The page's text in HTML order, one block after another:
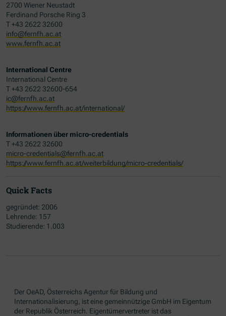
2700 Wiener Neustadt
Ferdinand Porsche Ring 3
T +43 2622 32600
info@fernfh.ac.at
www.fernfh.ac.at
International Centre
International Centre
T +43 2622 32600-654
ic@fernfh.ac.at
https://www.fernfh.ac.at/international/
Informationen über micro-credentials
T +43 2622 32600
micro-credentials@fernfh.ac.at
https://www.fernfh.ac.at/weiterbildung/micro-credentials/
Quick Facts
gegründet: 2006
Lehrende: 157
Studierende: 1.003
Der OeAD, Österreichs Agentur für Bildung und
Internationalisierung, ist eine gemeinnützige GmbH im Eigentum
der Republik Österreich. Eigentümervertreter ist das